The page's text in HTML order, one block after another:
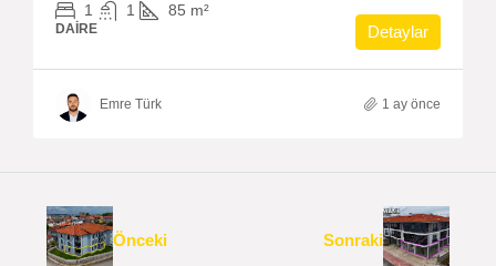
1 1 85 m²
DAIRE Detaylar
Emre Türk 1 ay önce
Önceki Sonraki